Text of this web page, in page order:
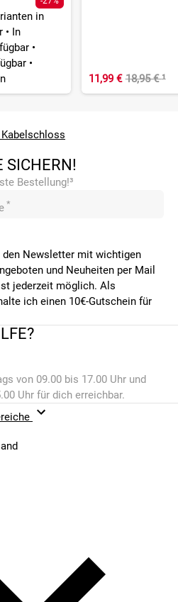
in
• In
•
•
11,99 € 18,95 €¹
SICHERN!
Bestellung!³
*
Newsletter mit wichtigen
und Neuheiten per Mail
jederzeit möglich. Als
ich einen 10€-Gutschein für
von 09.00 bis 17.00 Uhr und
Uhr für dich erreichbar.